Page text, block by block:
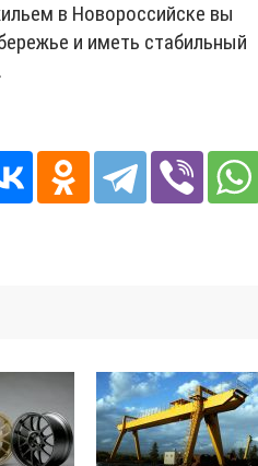
в Новороссийске вы
и иметь стабильный